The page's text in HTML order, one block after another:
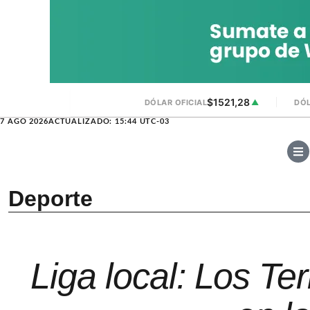
DÓLAR OFICIAL$1521,28 ▲
7 AGO 2026ACTUALIZADO: 15:44 UTC-03
Deporte
Liga local: Los